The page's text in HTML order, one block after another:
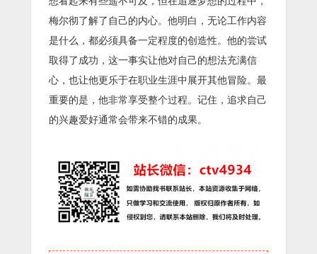
梅尔彻了解了自己的内心。他明白，无论工作内容
是什么，都必须具备一定程度的创造性。他的尝试
取得了成功，这一事实让他对自己的想法充满信
心，也让他更乐于在职业生涯中展开其他冒险。最
重要的是，他非常享受整个过程。记住，追求自己
的兴趣爱好通常会带来不错的成果。